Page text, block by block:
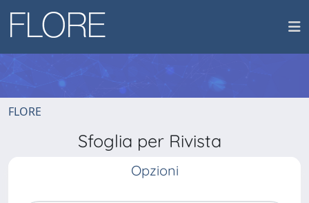
FLORE
Sfoglia per Rivista
Opzioni